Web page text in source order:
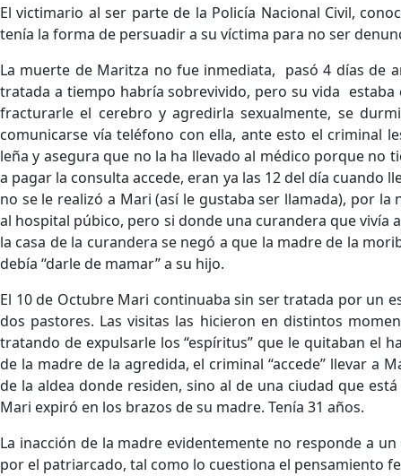
El victimario al ser parte de la Policía Nacional Civil,
tenía la forma de persuadir a su víctima para no ser
La muerte de Maritza no fue inmediata, pasó 4 días de
tratada a tiempo habría sobrevivido, pero su vida
fracturarle el cerebro y agredirla sexualmente, se
comunicarse vía teléfono con ella, ante esto el criminal
leña y asegura que no la ha llevado al médico porque no
a pagar la consulta accede, eran ya las 12 del día cuando
no se le realizó a Mari (así le gustaba ser llamada), por
al hospital púbico, pero si donde una curandera que vivía
la casa de la curandera se negó a que la madre de la
debía “darle de mamar” a su hijo.
El 10 de Octubre Mari continuaba sin ser tratada por un
dos pastores. Las visitas las hicieron en distintos
tratando de expulsarle los “espíritus” que le quitaban el
de la madre de la agredida, el criminal “accede” llevar a
de la aldea donde residen, sino al de una ciudad que
Mari expiró en los brazos de su madre. Tenía 31 años.
La inacción de la madre evidentemente no responde a
por el patriarcado, tal como lo cuestiona el pensamiento